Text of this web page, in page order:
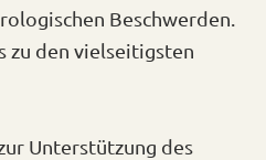
Beschwerden.
zu den vielseitigsten
Unterstützung des